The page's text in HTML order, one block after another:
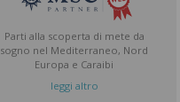
Parti alla scoperta di mete da
sogno nel Mediterraneo, Nord
Europa e Caraibi
leggi altro